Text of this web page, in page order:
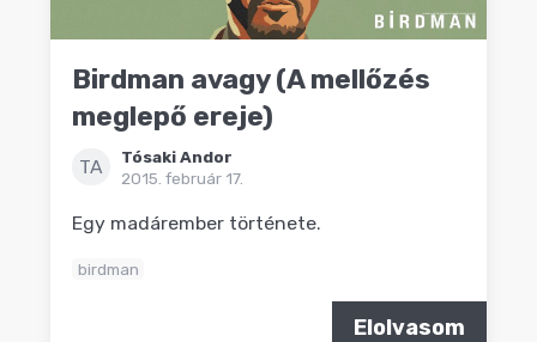
Birdman avagy (A mellőzés
meglepő ereje)
TA
Tósaki Andor
2015. február 17.
Egy madárember története.
birdman
Elolvasom